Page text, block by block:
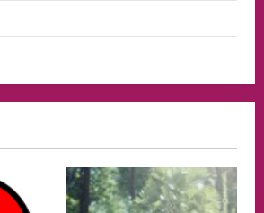
lembaga investor, Berorientasi Untuk
Meningkatkan SDM